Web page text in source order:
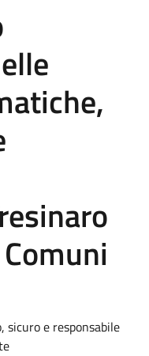
sicuro e responsabile